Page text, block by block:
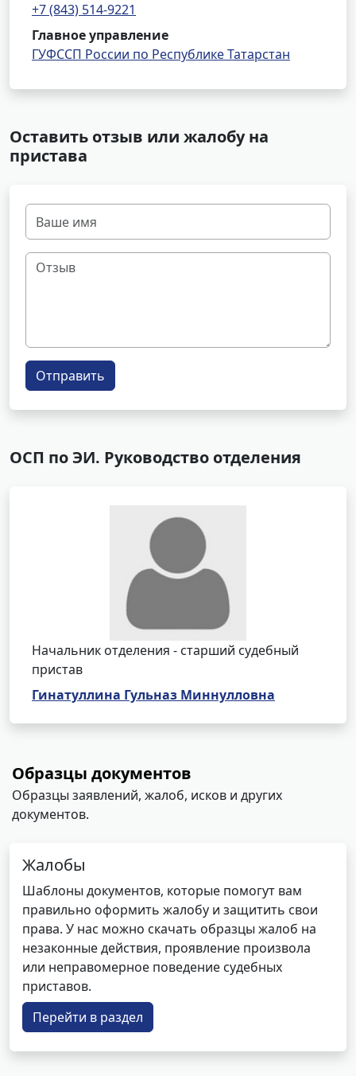
+7 (843) 514-9221
Главное управление
ГУФССП России по Республике Татарстан
Оставить отзыв или жалобу на
пристава
Отправить
ОСП по ЭИ. Руководство отделения
Начальник отделения - старший судебный
пристав
Гинатуллина Гульназ Миннулловна
Образцы документов
Образцы заявлений, жалоб, исков и других
документов.
Жалобы
Шаблоны документов, которые помогут вам
правильно оформить жалобу и защитить свои
права. У нас можно скачать образцы жалоб на
незаконные действия, проявление произвола
или неправомерное поведение судебных
приставов.
Перейти в раздел